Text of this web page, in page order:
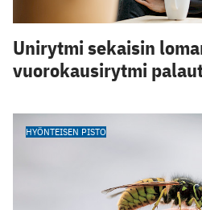
Unirytmi sekaisin
vuorokausirytmi
HYÖNTEISEN PISTO